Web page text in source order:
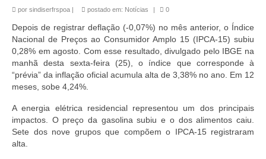
por sindiserfrspoa | postado em: Notícias | 0
Depois de registrar deflação (-0,07%) no mês anterior, o Índice
Nacional de Preços ao Consumidor Amplo 15 (IPCA-15) subiu
0,28% em agosto. Com esse resultado, divulgado pelo IBGE na
manhã desta sexta-feira (25), o índice que corresponde à
“prévia” da inflação oficial acumula alta de 3,38% no ano. Em 12
meses, sobe 4,24%.
A energia elétrica residencial representou um dos principais
impactos. O preço da gasolina subiu e o dos alimentos caiu.
Sete dos nove grupos que compõem o IPCA-15 registraram
alta.